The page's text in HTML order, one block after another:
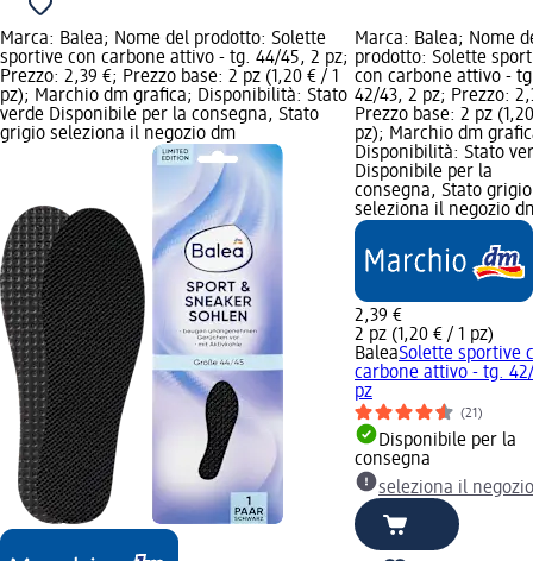
Marca: Balea; Nome del prodotto: Solette
sportive con carbone attivo - tg. 44/45, 2 pz;
Prezzo: 2,39 €; Prezzo base: 2 pz (1,20 € / 1
pz); Marchio dm grafica; Disponibilità: Stato
verde Disponibile per la consegna, Stato
grigio seleziona il negozio dm
Marca: Balea; Nome
prodotto: Solette
con carbone attivo -
42/43, 2 pz; Prezzo:
Prezzo base: 2 pz
pz); Marchio dm
Disponibilità: Stato
Disponibile per la
consegna, Stato grigio
seleziona il negozio
2,39 €
2 pz (1,20 € / 1 pz)
BaleaSolette sportive
carbone attivo - tg.
pz
(21)
Disponibile per la
consegna
seleziona il